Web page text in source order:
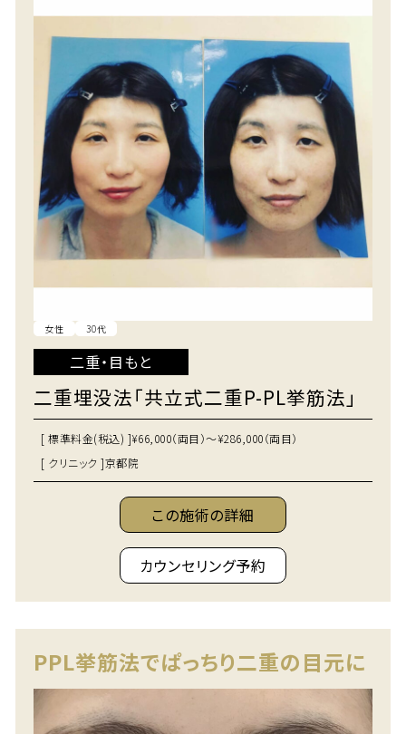
女性 30代
二重・目もと
二重埋没法「共立式二重P-PL挙筋法」
[ 標準料金(税込) ]¥66,000（両目）～¥286,000（両目）
[ クリニック ]京都院
この施術の詳細
カウンセリング予約
PPL挙筋法でぱっちり二重の目元に